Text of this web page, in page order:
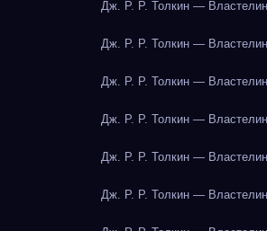
Дж. Р. Р. Толкин —
Дж. Р. Р. Толкин —
Дж. Р. Р. Толкин —
Дж. Р. Р. Толкин —
Дж. Р. Р. Толкин —
Дж. Р. Р. Толкин —